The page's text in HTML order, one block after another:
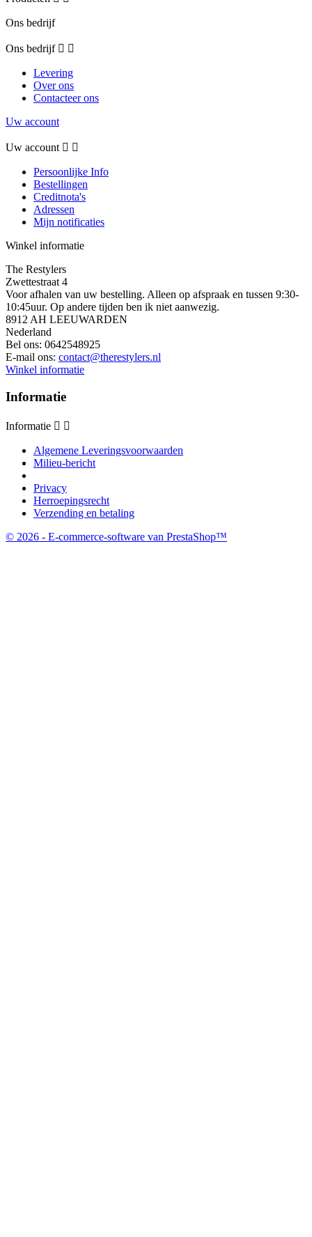
Ons bedrijf
Ons bedrijf  
Levering
Over ons
Contacteer ons
Uw account
Uw account  
Persoonlijke Info
Bestellingen
Creditnota's
Adressen
Mijn notificaties
Winkel informatie
The Restylers
Zwettestraat 4
Voor afhalen van uw bestelling. Alleen op afspraak en tussen 9:30-
10:45uur. Op andere tijden ben ik niet aanwezig.
8912 AH LEEUWARDEN
Nederland
Bel ons: 0642548925
E-mail ons: contact@therestylers.nl
Winkel informatie
Informatie
Informatie  
Algemene Leveringsvoorwaarden
Milieu-bericht
Privacy
Herroepingsrecht
Verzending en betaling
© 2026 - E-commerce-software van PrestaShop™